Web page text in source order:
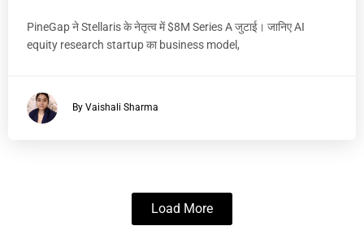
PineGap ने Stellaris के नेतृत्व में $8M Series A जुटाई। जानिए AI
equity research startup का business model,
By Vaishali Sharma
Load More